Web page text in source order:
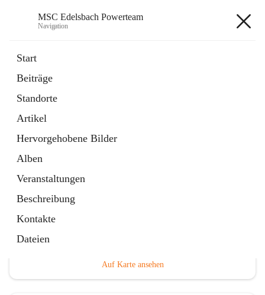
MSC Edelsbach Powerteam
Navigation
Start
Beiträge
Standorte
Artikel
Hervorgehobene Bilder
Alben
Veranstaltungen
Beschreibung
Kontakte
Dateien
Datei
in
Tab
Unsere Modellautobahn LIVE
Artikel
öffnet
in
neuem
Tab
Edelsbach 75a, 8332 Edelsbach bei Feldbach, AUT
Auf Karte ansehen